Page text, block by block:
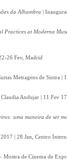
da Alhambra |
Practices at Moderna
26 Fev, Madrid
Metragens de Sintra |
Claudia Andujar | 11 Fev
uma maneira de ser
| 28 Jan, Centro
Mostra de Cinema de